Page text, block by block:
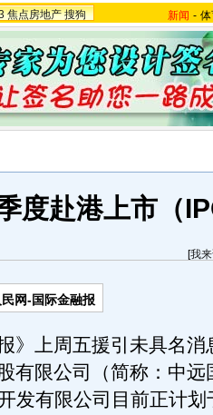
焦点房地产 搜狗 新闻 -
度赴港上市（
[我
网-国际金融报
上周五援引未具名消
有限公司（简称：中远
发有限公司目前正计